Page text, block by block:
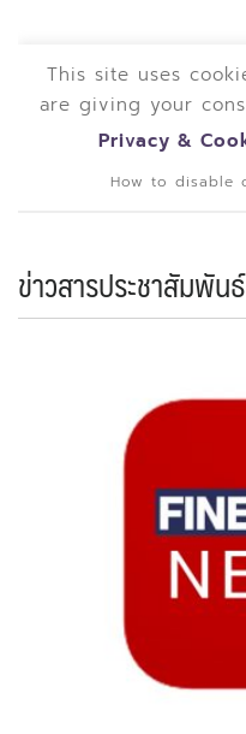
ข่าวสารประชาสัมพันธ์